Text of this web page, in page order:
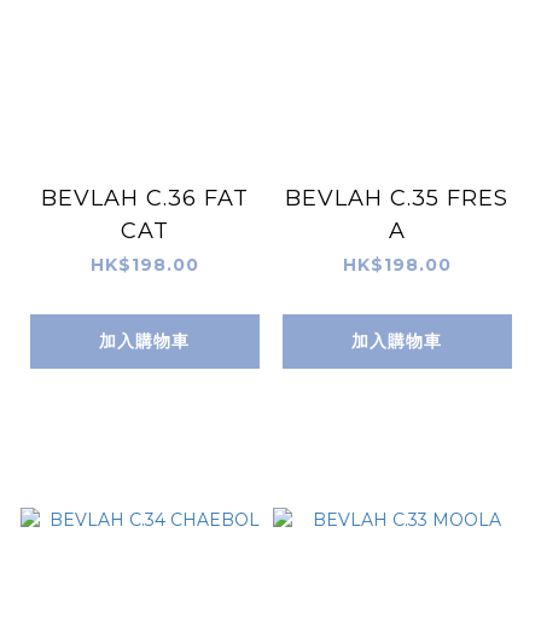
BEVLAH C.36 FAT
CAT
HK$198.00
加入購物車
BEVLAH C.35 FRES
A
HK$198.00
加入購物車